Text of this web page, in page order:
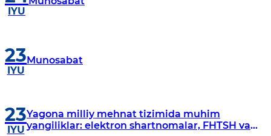
IYU
23
IYU
Munosabat
23
IYU
Yagona milliy mehnat tizimida muhim
yangiliklar: elektron shartnomalar, FHTSH va